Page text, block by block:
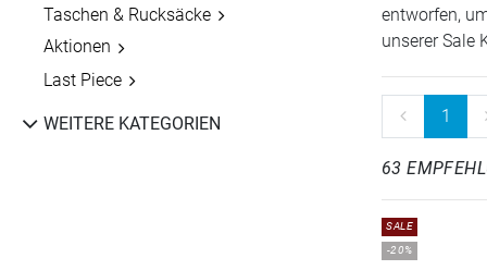
Taschen & Rucksäcke
Aktionen
Last Piece
WEITERE KATEGORIEN
entworfen,
unserer Sale
1
63
SALE
-20%